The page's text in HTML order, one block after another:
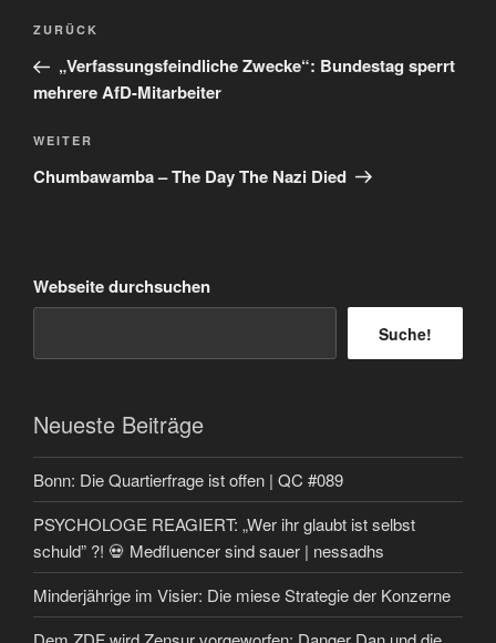
Beitragsnavigation
Vorheriger
Beitrag
ZURÜCK
„Verfassungsfeindliche Zwecke“: Bundestag sperrt
mehrere AfD-Mitarbeiter
Nächster
Beitrag
WEITER
Chumbawamba – The Day The Nazi Died
Webseite durchsuchen
Suche!
Neueste Beiträge
Bonn: Die Quartierfrage ist offen | QC #089
PSYCHOLOGE REAGIERT: „Wer ihr glaubt ist selbst
schuld” ?! 💀 Medfluencer sind sauer | nessadhs
Minderjährige im Visier: Die miese Strategie der Konzerne